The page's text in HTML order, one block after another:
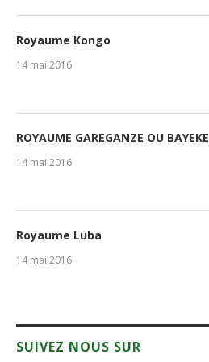
Royaume Kongo
14 mai 2016
ROYAUME GAREGANZE OU BAYEKE
14 mai 2016
Royaume Luba
14 mai 2016
SUIVEZ NOUS SUR